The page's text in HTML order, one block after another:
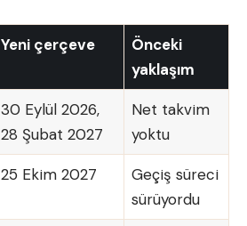
Yeni çerçeve
Önceki
yaklaşım
30 Eylül 2026,
28 Şubat 2027
Net takvim
yoktu
25 Ekim 2027
Geçiş süreci
sürüyordu